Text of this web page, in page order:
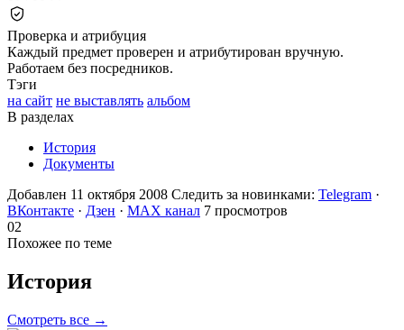
Проверка и атрибуция
Каждый предмет проверен и атрибутирован вручную.
Работаем без посредников.
Тэги
на сайт не выставлять альбом
В разделах
История
Документы
Добавлен 11 октября 2008 Следить за новинками: Telegram ·
ВКонтакте · Дзен · MAX канал 7 просмотров
02
Похожее по теме
История
Смотреть все →